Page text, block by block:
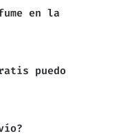
en la
puedo